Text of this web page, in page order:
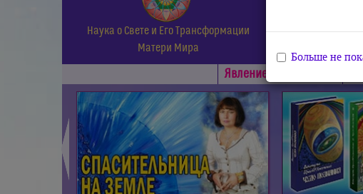
Наука о Свете и Его Трансформации
Матери Мира
Явлениe Матери Мира
◄
Больше не